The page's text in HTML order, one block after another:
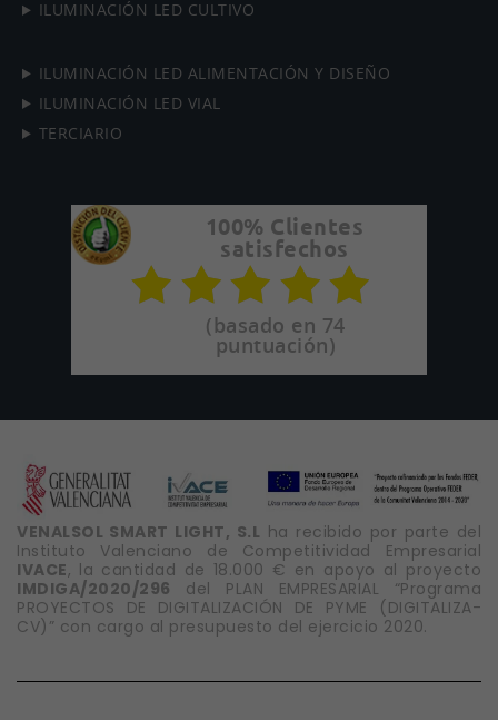
ILUMINACIÓN LED CULTIVO
ILUMINACIÓN LED ALIMENTACIÓN Y DISEÑO
ILUMINACIÓN LED VIAL
TERCIARIO
100% Clientes
satisfechos
(basado en 74
puntuación)
VENALSOL SMART LIGHT, S.L ha recibido por parte del
Instituto Valenciano de Competitividad Empresarial
IVACE, la cantidad de 18.000 € en apoyo al proyecto
IMDIGA/2020/296 del PLAN EMPRESARIAL “Programa
PROYECTOS DE DIGITALIZACIÓN DE PYME (DIGITALIZA-
CV)” con cargo al presupuesto del ejercicio 2020.